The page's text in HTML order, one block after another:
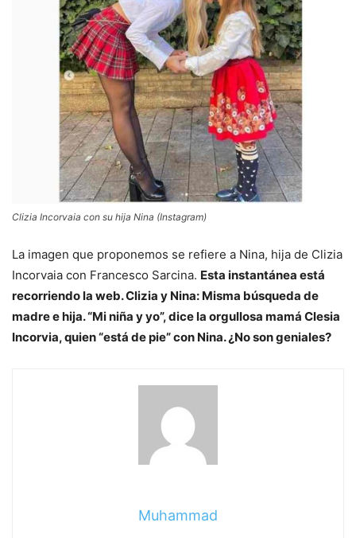
Clizia Incorvaia con su hija Nina (Instagram)
La imagen que proponemos se refiere a Nina, hija de Clizia
Incorvaia con Francesco Sarcina. Esta instantánea está
recorriendo la web. Clizia y Nina: Misma búsqueda de
madre e hija. “Mi niña y yo”, dice la orgullosa mamá Clesia
Incorvia, quien “está de pie” con Nina. ¿No son geniales?
Muhammad